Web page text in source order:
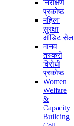
निरीक्षण
प्रकोष्ठ
महिला
सुरक्षा
ऑडिट सेल
मानव
तस्करी
विरोधी
प्रकोष्ठ
Women
Welfare
&
Capacity
Building